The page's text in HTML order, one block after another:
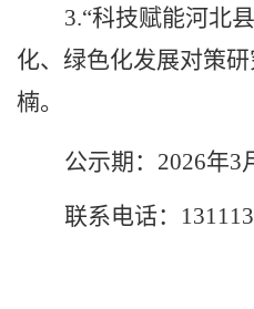
3.“科技赋能河北
化、绿色化发展对策
楠。
公示期 ： 2026年3
联系电话：